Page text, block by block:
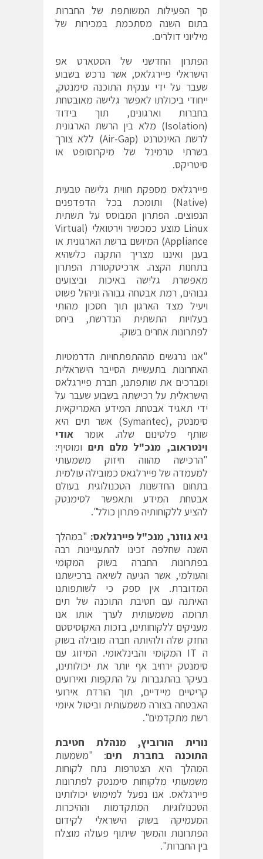
סך הפעילות המשותפת של החברות
בתום השנה מסתכמת במכירות של
מיליוני דולרים.
הפתרון החדשני של הסטארט אפ
הישראלי פיירגלאס, אשר נרכש בשבוע
שעבר על ידי ענקית התוכנה סימנטק,
ייחודי ביכולתו לאפשר גלישה מאובטחת
בחברות וארגונים, תוך בידוד
(Isolation) מלא בין הרשת הארגונית
לרשת האינטרנט (Air-Gap) ללא צורך
בשרתי טרמינל של מיקרוסופט או
סיטריקס.
פיירגלאס מספקת חווית גלישה טבעית
(Native) ותומכת בכל הדפדפנים
הנפוצים. הפתרון המבוסס על תשתית
Linux מוצע כמכשיר וירטואלי (Virtual
Appliance) המיושם ברשת הארגונית או
בענן ואיננו מצריך התקנה כלשהיא
בתחנות הקצה. ארכיטקטורת הפתרון
מאפשרת גלישה באיכות וביצועים
גבוהים, רמת אבטחה גבוהה וניהול פשוט
ויעיל מצד הארגון תוך חסכון מהותי
בעלויות התשתית הנדרשת, ביחס
לפתרונות אחרים בשוק.
"אנו נרגשים מההתפתחויות הדרמטיות
האחרונות בתעשיית הסייבר הישראלית
ומברכים את שותפתנו, חברת פיירגלאס
הישראלית על רכישתה בשבוע שעבר על
ידי תאגיד אבטחת המידע האמריקאית
סימנטק ,(Symantec) אשר תים היא
שותף פלטינום שלה. אומר אודי
וינטראוב, מנכ"ל מלם תים ומוסיף:
"הרכישה מהווה חיזוק משמעותי
למעמדה של פיירלגאס כמובילה עולמית
בתחום החדשנות הטכנולוגית בעולם
אבטחת המידע ותאפשר לסימנטק
להציע ללקוחותיה פתרון כולל".
גיא גוזנר, מנכ"ל פיירגלאס: "במהלך
השנה שחלפה זכינו להתעניינות רבה
בפתרונות החברה בשוק המקומי
והעולמי, אשר הגיעה לשיאה ברכישתנו
המדוברת. אין ספק כי לשותפותנו
האיתנה עם חטיבת התוכנה של תים
תרומה משמעותית לערך אותו אנו
מעניקים ללקוחותינו, בזכות האקוסיסטם
החזק שלה ולהיותה חברה מובילה בשוק
ה IT המקומי והבינלאומי. המיזוג עם
סימנטק ירחיב אף יותר את יכולותינו,
בעיקר בהתגברות על התקפות ואירועים
קריטיים מיידיים, תוך הורדת אירועי
האבטחה בצורה משמעותית וביטול איומי
רשת מתקדמים".
נורית הורוביץ, מנהלת חטיבת
התוכנה בחברת תים: "משמעות
המהלך היא הצטרפות נתח לקוחות
משמעותי מלקוחות סימנטק לפתרונות
פיירגלאס. אנו נפעל למימוש יכולותינו
הטכנולוגיות המתקדמות וההיכרות
המעמיקה בשוק הישראלי לקידום
הפתרונות והמשך שיתוף פעולה מוצלח
בין החברות".